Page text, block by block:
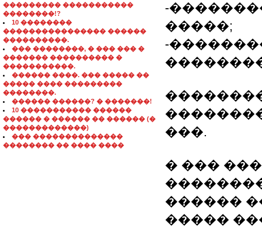
��������� �����������
��������!?
10 ��������
���������������� ������
����������.
��� ��������, � ��� ��� �
������� ���������� �
�����������.
������ ����. ��� ����� ��
����� ���� ���������
��������.
������ ������? � �������!
10 ����������� ������
������ � ������ �� ������ (�
�������������)
��� ��������������
�������� �� ���� ����
-
�����;
-
���.
� ���
������
�����